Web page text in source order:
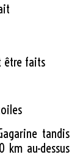
être faits
tandis
au-dessus